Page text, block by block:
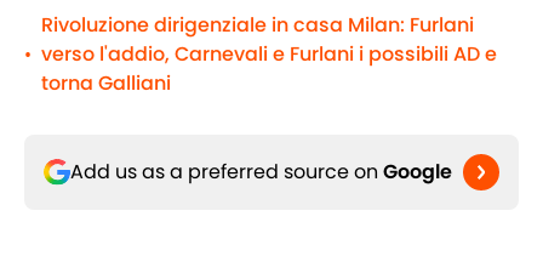
•
Rivoluzione dirigenziale in casa Milan: Furlani
verso l'addio, Carnevali e Furlani i possibili AD e
torna Galliani
Add us as a preferred source on Google